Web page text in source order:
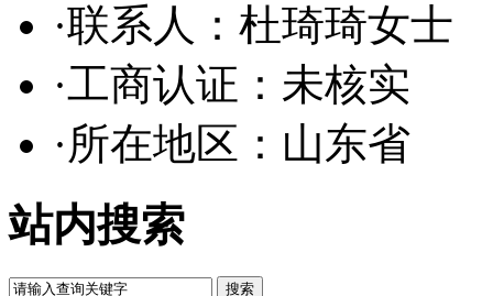
·联系人：杜琦琦女士
·工商认证： 未核实
·所在地区：山东省
站内搜索